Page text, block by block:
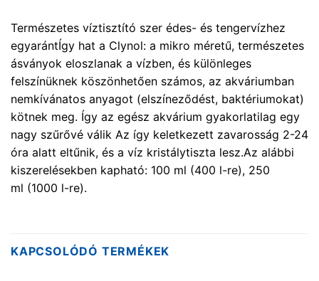
Természetes víztisztító szer édes- és tengervízhez
egyarántÍgy hat a Clynol: a mikro méretű, természetes
ásványok eloszlanak a vízben, és különleges
felszínüknek köszönhetően számos, az akváriumban
nemkívánatos anyagot (elszíneződést, baktériumokat)
kötnek meg. Így az egész akvárium gyakorlatilag egy
nagy szűrővé válik Az így keletkezett zavarosság 2-24
óra alatt eltűnik, és a víz kristálytiszta lesz.Az alábbi
kiszerelésekben kapható: 100 ml (400 l-re), 250
ml (1000 l-re).
KAPCSOLÓDÓ TERMÉKEK